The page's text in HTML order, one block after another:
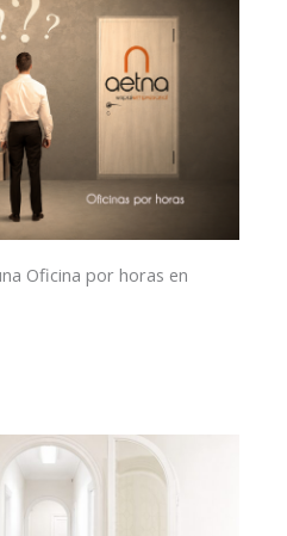
Oficina por horas en